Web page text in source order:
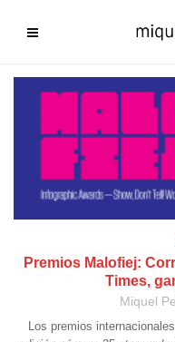
Premios Malofiej:
Times,
Miquel
Los premios